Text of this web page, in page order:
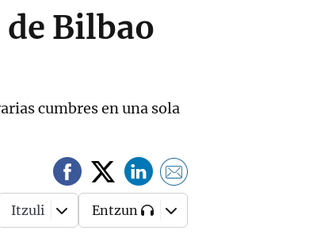
Bilbao
cumbres en una sola
Itzuli Entzun